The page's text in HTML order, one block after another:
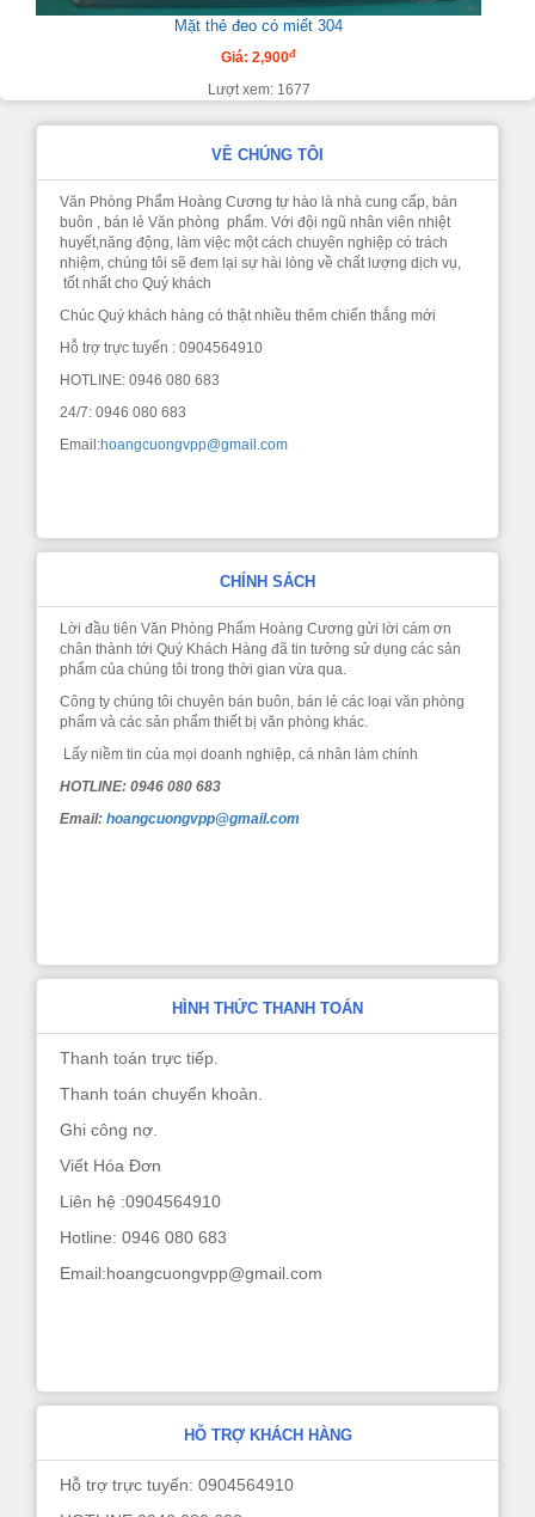
Mặt thẻ đeo có miết 304
Giá: 2,900đ
Lượt xem: 1677
VỀ CHÚNG TÔI
Văn Phòng Phẩm Hoàng Cương tự hào là nhà cung cấp, bán
buôn , bán lẻ Văn phòng phẩm. Với đội ngũ nhân viên nhiệt
huyết,năng động, làm việc một cách chuyên nghiệp có trách
nhiệm, chúng tôi sẽ đem lại sự hài lòng về chất lượng dịch vụ,
tốt nhất cho Quý khách
Chúc Quý khách hàng có thật nhiều thêm chiến thắng mới
Hỗ trợ trực tuyến : 0904564910
HOTLINE: 0946 080 683
24/7: 0946 080 683
Email:hoangcuongvpp@gmail.com
CHÍNH SÁCH
Lời đầu tiên Văn Phòng Phẩm Hoàng Cương gửi lời cám ơn
chân thành tới Quý Khách Hàng đã tin tưởng sử dụng các sản
phẩm của chúng tôi trong thời gian vừa qua.
Công ty chúng tôi chuyên bán buôn, bán lẻ các loại văn phòng
phẩm và các sản phẩm thiết bị văn phòng khác.
Lấy niềm tin của mọi doanh nghiệp, cá nhân làm chính
HOTLINE: 0946 080 683
Email:hoangcuongvpp@gmail.com
HÌNH THỨC THANH TOÁN
Thanh toán trực tiếp.
Thanh toán chuyển khoản.
Ghi công nợ.
Viết Hóa Đơn
Liên hệ :0904564910
Hotline: 0946 080 683
Email:hoangcuongvpp@gmail.com
HỖ TRỢ KHÁCH HÀNG
Hỗ trợ trực tuyến: 0904564910